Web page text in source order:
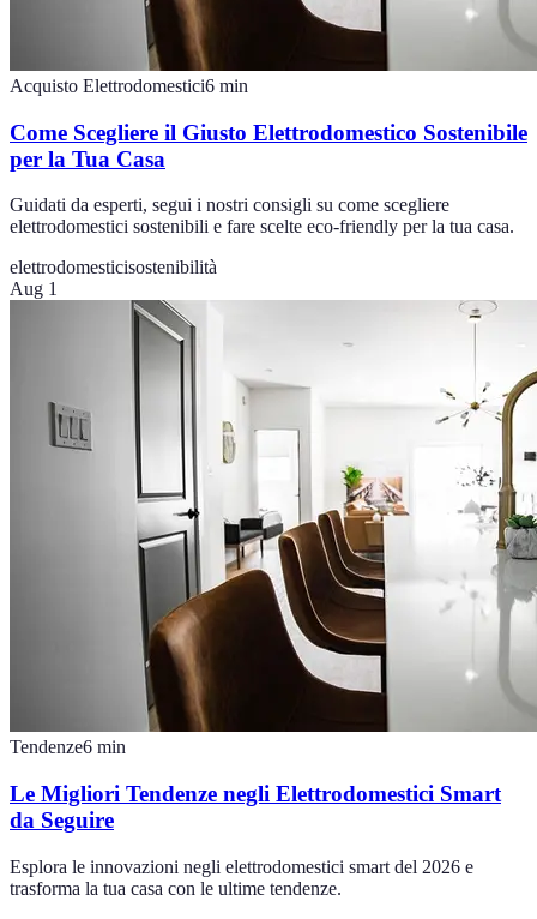
Acquisto Elettrodomestici6 min
Come Scegliere il Giusto Elettrodomestico Sostenibile
per la Tua Casa
Guidati da esperti, segui i nostri consigli su come scegliere
elettrodomestici sostenibili e fare scelte eco-friendly per la tua casa.
elettrodomesticisostenibilità
Aug 1
Tendenze6 min
Le Migliori Tendenze negli Elettrodomestici Smart
da Seguire
Esplora le innovazioni negli elettrodomestici smart del 2026 e
trasforma la tua casa con le ultime tendenze.